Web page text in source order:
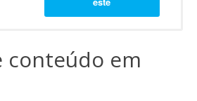
conteúdo em